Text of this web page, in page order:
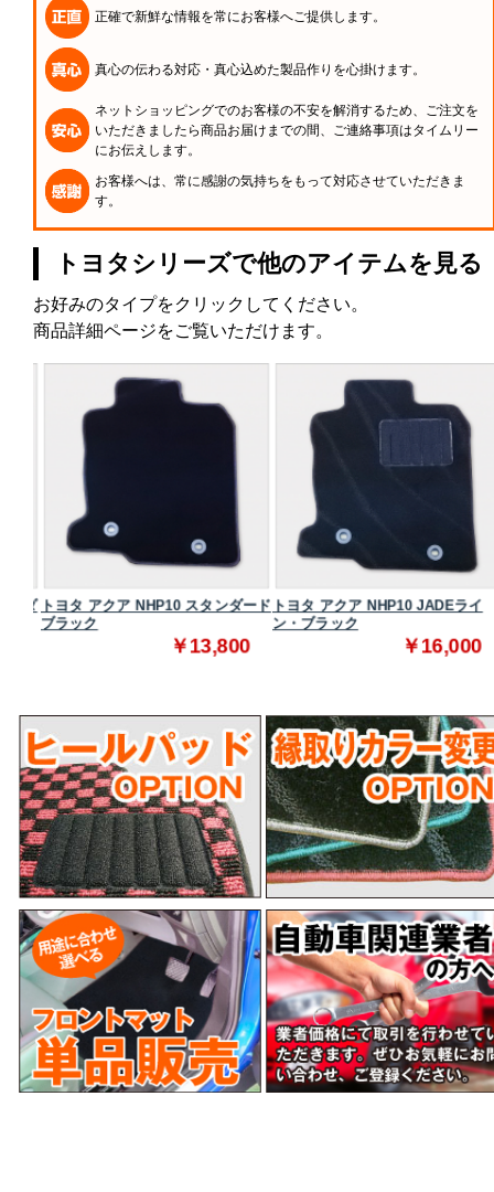
正確で新鮮な情報を常にお客様へご提供します。
真心の伝わる対応・真心込めた製品作りを心掛けます。
ネットショッピングでのお客様の不安を解消するため、ご注文を
いただきましたら商品お届けまでの間、ご連絡事項はタイムリー
にお伝えします。
お客様へは、常に感謝の気持ちをもって対応させていただきま
す。
トヨタシリーズで他のアイテムを見る
お好みのタイプをクリックしてください。
商品詳細ページをご覧いただけます。
トヨタ アクア NHP10 スタンダード
ブラック
￥13,800
トヨタ アクア NHP10 JADEライ
ン・ブラック
￥16,000